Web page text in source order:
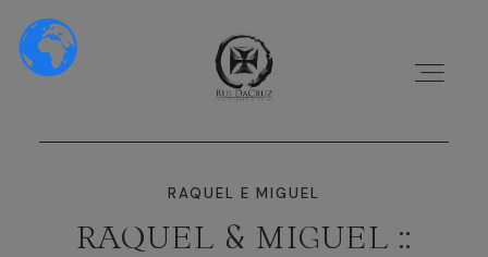
RAQUEL E MIGUEL
RAQUEL & MIGUEL ::